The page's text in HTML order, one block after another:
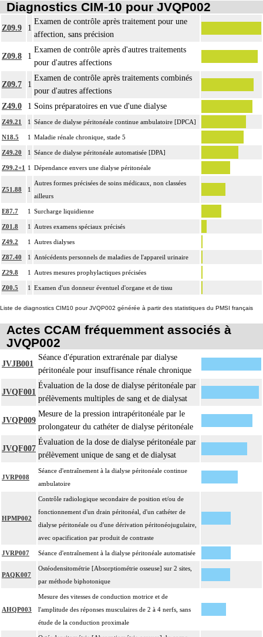
Diagnostics CIM-10 pour JVQP002
Z09.9 1
Examen de contrôle après traitement pour une
affection, sans précision
Z09.8 1
Examen de contrôle après d'autres traitements
pour d'autres affections
Z09.7 1
Examen de contrôle après traitements combinés
pour d'autres affections
Z49.0
1 Soins préparatoires en vue d'une dialyse
Z49.21 1 Séance de dialyse péritonéale continue ambulatoire [DPCA]
N18.5 1 Maladie rénale chronique, stade 5
Z49.20 1 Séance de dialyse péritonéale automatisée [DPA]
Z99.2+1 1 Dépendance envers une dialyse péritonéale
Z51.88 1
Autres formes précisées de soins médicaux, non classées
ailleurs
E87.7 1 Surcharge liquidienne
Z01.8 1 Autres examens spéciaux précisés
Z49.2 1 Autres dialyses
Z87.40 1 Antécédents personnels de maladies de l'appareil urinaire
Z29.8 1 Autres mesures prophylactiques précisées
Z00.5 1 Examen d'un donneur éventuel d'organe et de tissu
Liste de diagnostics CIM10 pour JVQP002 générée à partir des statistiques du PMSI français
Actes CCAM fréquemment associés à
JVQP002
JVJB001
Séance d'épuration extrarénale par dialyse
péritonéale pour insuffisance rénale chronique
JVQF001
Évaluation de la dose de dialyse péritonéale par
prélèvements multiples de sang et de dialysat
JVQP009
Mesure de la pression intrapéritonéale par le
prolongateur du cathéter de dialyse péritonéale
JVQF007
Évaluation de la dose de dialyse péritonéale par
prélèvement unique de sang et de dialysat
JVRP008
Séance d'entraînement à la dialyse péritonéale continue
ambulatoire
HPMP002
Contrôle radiologique secondaire de position et/ou de
fonctionnement d'un drain péritonéal, d'un cathéter de
dialyse péritonéale ou d'une dérivation péritonéojugulaire,
avec opacification par produit de contraste
JVRP007 Séance d'entraînement à la dialyse péritonéale automatisée
PAQK007
Ostéodensitométrie [Absorptiométrie osseuse] sur 2 sites,
par méthode biphotonique
AHQP003
Mesure des vitesses de conduction motrice et de
l'amplitude des réponses musculaires de 2 à 4 nerfs, sans
étude de la conduction proximale